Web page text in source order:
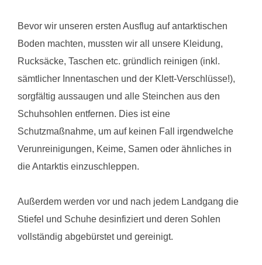
Bevor wir unseren ersten Ausflug auf antarktischen
Boden machten, mussten wir all unsere Kleidung,
Rucksäcke, Taschen etc. gründlich reinigen (inkl.
sämtlicher Innentaschen und der Klett-Verschlüsse!),
sorgfältig aussaugen und alle Steinchen aus den
Schuhsohlen entfernen. Dies ist eine
Schutzmaßnahme, um auf keinen Fall irgendwelche
Verunreinigungen, Keime, Samen oder ähnliches in
die Antarktis einzuschleppen.
Außerdem werden vor und nach jedem Landgang die
Stiefel und Schuhe desinfiziert und deren Sohlen
vollständig abgebürstet und gereinigt.